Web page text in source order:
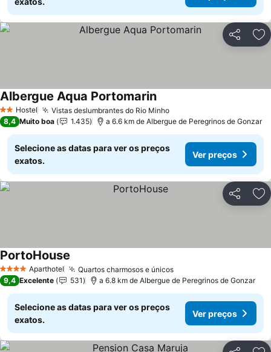
Partilhar
2 Estrelas
Hostel Vistas deslumbrantes do Rio MinhoVer preços
Albergue Aqua PortomarinVer preços
8,4 Muito boa 1.435 a 6.6 km de Albergue de Peregrinos de Gonzar
Selecione as datas para ver os preços
exatos.
Ver preços
Partilhar
4 EstrelasAparthotel Quartos charmosos e únicosVer preços
PortoHouse
9,4 Excelente 531 a 6.8 km de Albergue de Peregrinos de Gonzar
Selecione as datas para ver os preços
exatos.
Ver preços